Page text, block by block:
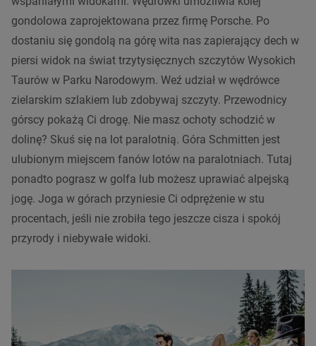
gondolowa zaprojektowana przez firmę Porsche. Po
dostaniu się gondolą na górę wita nas zapierający dech w
piersi widok na świat trzytysięcznych szczytów Wysokich
Taurów w Parku Narodowym. Weź udział w wędrówce
zielarskim szlakiem lub zdobywaj szczyty. Przewodnicy
górscy pokażą Ci drogę. Nie masz ochoty schodzić w
dolinę? Skuś się na lot paralotnią. Góra Schmitten jest
ulubionym miejscem fanów lotów na paralotniach. Tutaj
ponadto pograsz w golfa lub możesz uprawiać alpejską
jogę. Joga w górach przyniesie Ci odprężenie w stu
procentach, jeśli nie zrobiła tego jeszcze cisza i spokój
przyrody i niebywałe widoki.